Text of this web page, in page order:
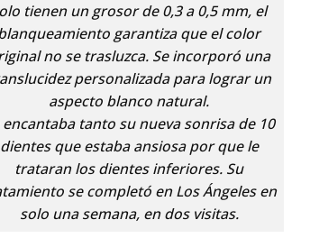
tienen un grosor de 0,3 a 0,5 mm, el
garantiza que el color
no se trasluzca. Se incorporó una
personalizada para lograr un
aspecto blanco natural.
encantaba tanto su nueva sonrisa de 10
dientes que estaba ansiosa por que le
trataran los dientes inferiores. Su
se completó en Los Ángeles en
solo una semana, en dos visitas.